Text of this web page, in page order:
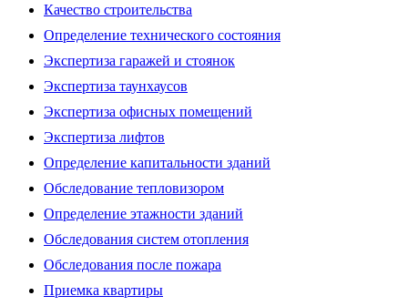
Качество строительства
Определение технического состояния
Экспертиза гаражей и стоянок
Экспертиза таунхаусов
Экспертиза офисных помещений
Экспертиза лифтов
Определение капитальности зданий
Обследование тепловизором
Определение этажности зданий
Обследования систем отопления
Обследования после пожара
Приемка квартиры